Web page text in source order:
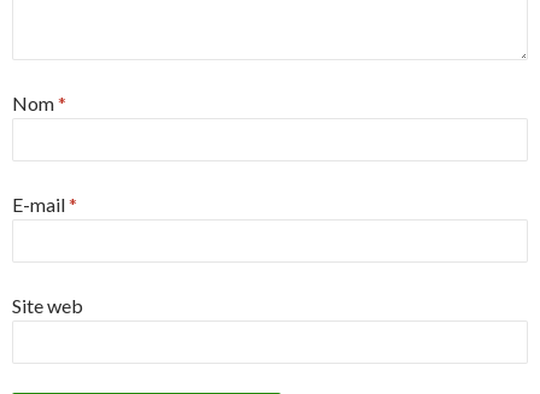
Nom*
E-mail*
Site web